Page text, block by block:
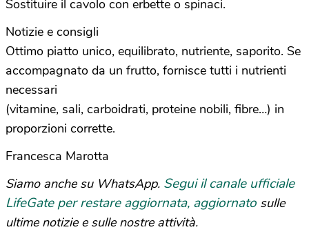
Sostituire il cavolo con erbette o spinaci.
Notizie e consigli
Ottimo piatto unico, equilibrato, nutriente, saporito. Se
accompagnato da un frutto, fornisce tutti i nutrienti
necessari
(vitamine, sali, carboidrati, proteine nobili, fibre…) in
proporzioni corrette.
Francesca Marotta
Siamo anche su WhatsApp. Segui il canale ufficiale
LifeGate per restare aggiornata, aggiornato sulle
ultime notizie e sulle nostre attività.